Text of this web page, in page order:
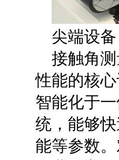
尖端设
接触角
性能的核
智能化于
统，能够
能等参数